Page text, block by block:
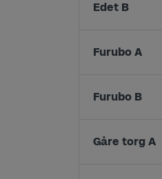
Edet B
Furubo A
Furubo B
Gåre torg A